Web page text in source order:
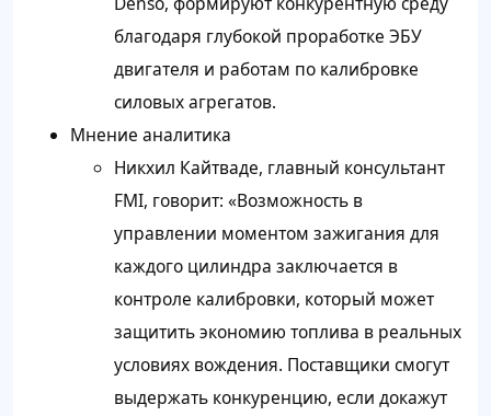
благодаря глубокой проработке ЭБУ
двигателя и работам по калибровке
силовых агрегатов.
Мнение аналитика
Никхил Кайтваде, главный консультант
FMI, говорит: «Возможность в
управлении моментом зажигания для
каждого цилиндра заключается в
контроле калибровки, который может
защитить экономию топлива в реальных
условиях вождения. Поставщики смогут
выдержать конкуренцию, если докажут